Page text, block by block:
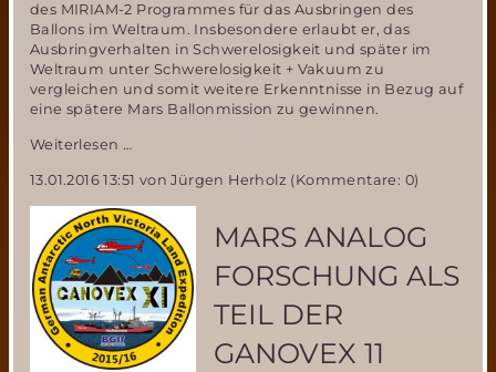
des MIRIAM-2 Programmes für das Ausbringen des
Ballons im Weltraum. Insbesondere erlaubt er, das
Ausbringverhalten in Schwerelosigkeit und später im
Weltraum unter Schwerelosigkeit + Vakuum zu
vergleichen und somit weitere Erkenntnisse in Bezug auf
eine spätere Mars Ballonmission zu gewinnen.
Weiterlesen …
für
MIRIAM-
2
Parabelflug
13.01.2016 13:51 von Jürgen Herholz (Kommentare: 0)
MARS ANALOG
FORSCHUNG ALS
TEIL DER
GANOVEX 11